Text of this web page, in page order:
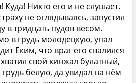
Никто его и не слушает.
не оглядываясь, запустил
в тридцать пудов весом.
в грудь молодецкую, упал
Еким, что враг его свалился
свой кинжал булатный,
белую, да увидал на нём